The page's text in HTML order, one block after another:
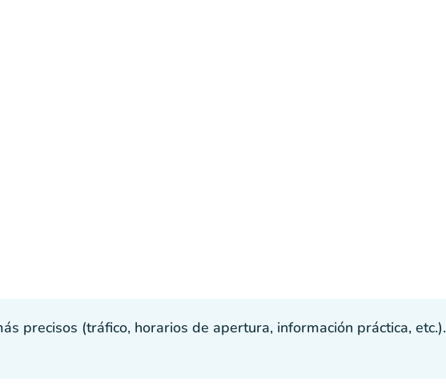
precisos (tráfico, horarios de apertura, información práctica, etc.).